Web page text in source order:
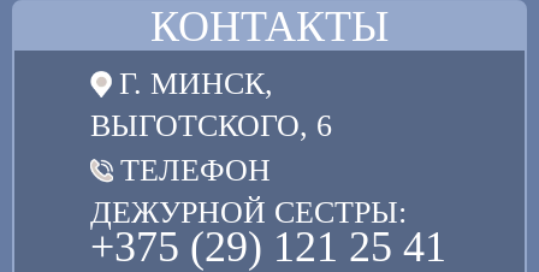
КОНТАКТЫ
Г. МИНСК,
ВЫГОТСКОГО, 6
ТЕЛЕФОН
ДЕЖУРНОЙ СЕСТРЫ:
+375 (29) 121 25 41